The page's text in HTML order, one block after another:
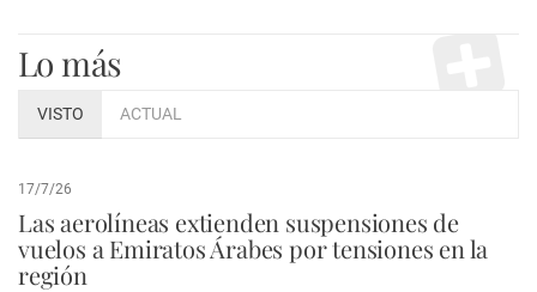
Lo más
VISTO ACTUAL
17/7/26
Las aerolíneas extienden suspensiones de
vuelos a Emiratos Árabes por tensiones en la
región